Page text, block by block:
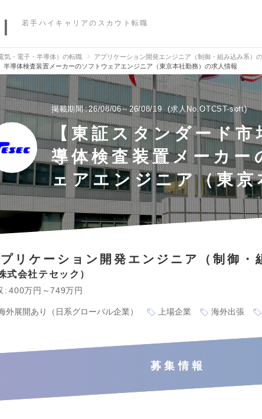
若手ハイキャリアのスカウト転職
気・電子・半導体）の転職
アプリケーション開発エンジニア（制御・組み込み系）
半導体検査装置メーカーのソフトウェアエンジニア（東京本社勤務）の求人情報
掲載期間 26/08/06～26/08/19 求人No.OTCST-soft
【東証スタンダード市
導体検査装置メーカー
ェアエンジニア（東京
リケーション開発エンジニア（制御・
式会社テセック
400万円～749万円
外展開あり（日系グローバル企業） 上場企業 海外出張
募集情報